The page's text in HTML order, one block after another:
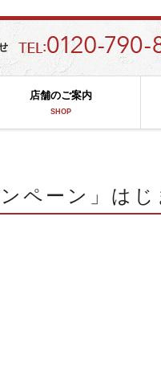
店舗のご案内
SHOP
ペーン」はじ